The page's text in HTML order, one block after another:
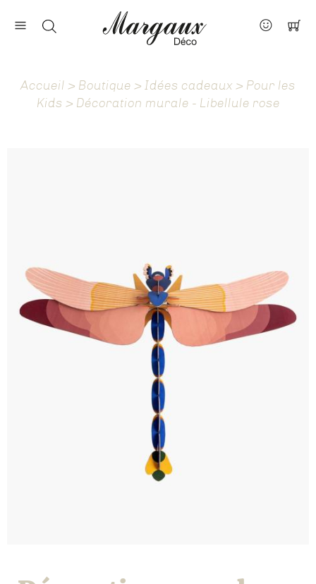
Nos marques
À propos
Accueil > Boutique > Idées cadeaux > Pour les
Kids > Décoration murale - Libellule rose